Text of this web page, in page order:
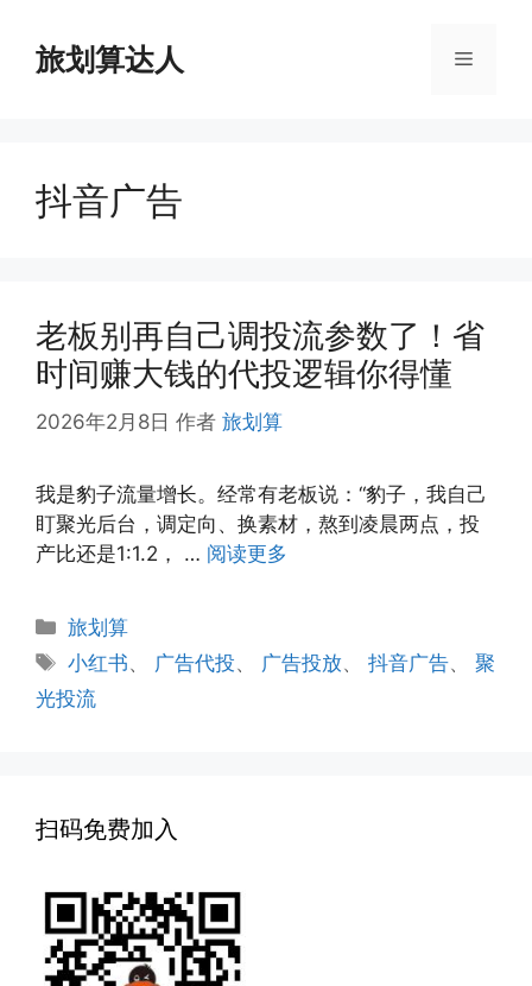
旅划算达人 菜
抖音广告
老板别再自己调投流参数了！省
时间赚大钱的代投逻辑你得懂
2026年2月8日 作者 旅划算
我是豹子流量增长。经常有老板说：“豹子，我自己
盯聚光后台，调定向、换素材，熬到凌晨两点，投
产比还是1:1.2， … 阅读更多
分
类
旅划算
标
签
小红书、 广告代投、 广告投放、抖音广告、聚
光投流
扫码免费加入